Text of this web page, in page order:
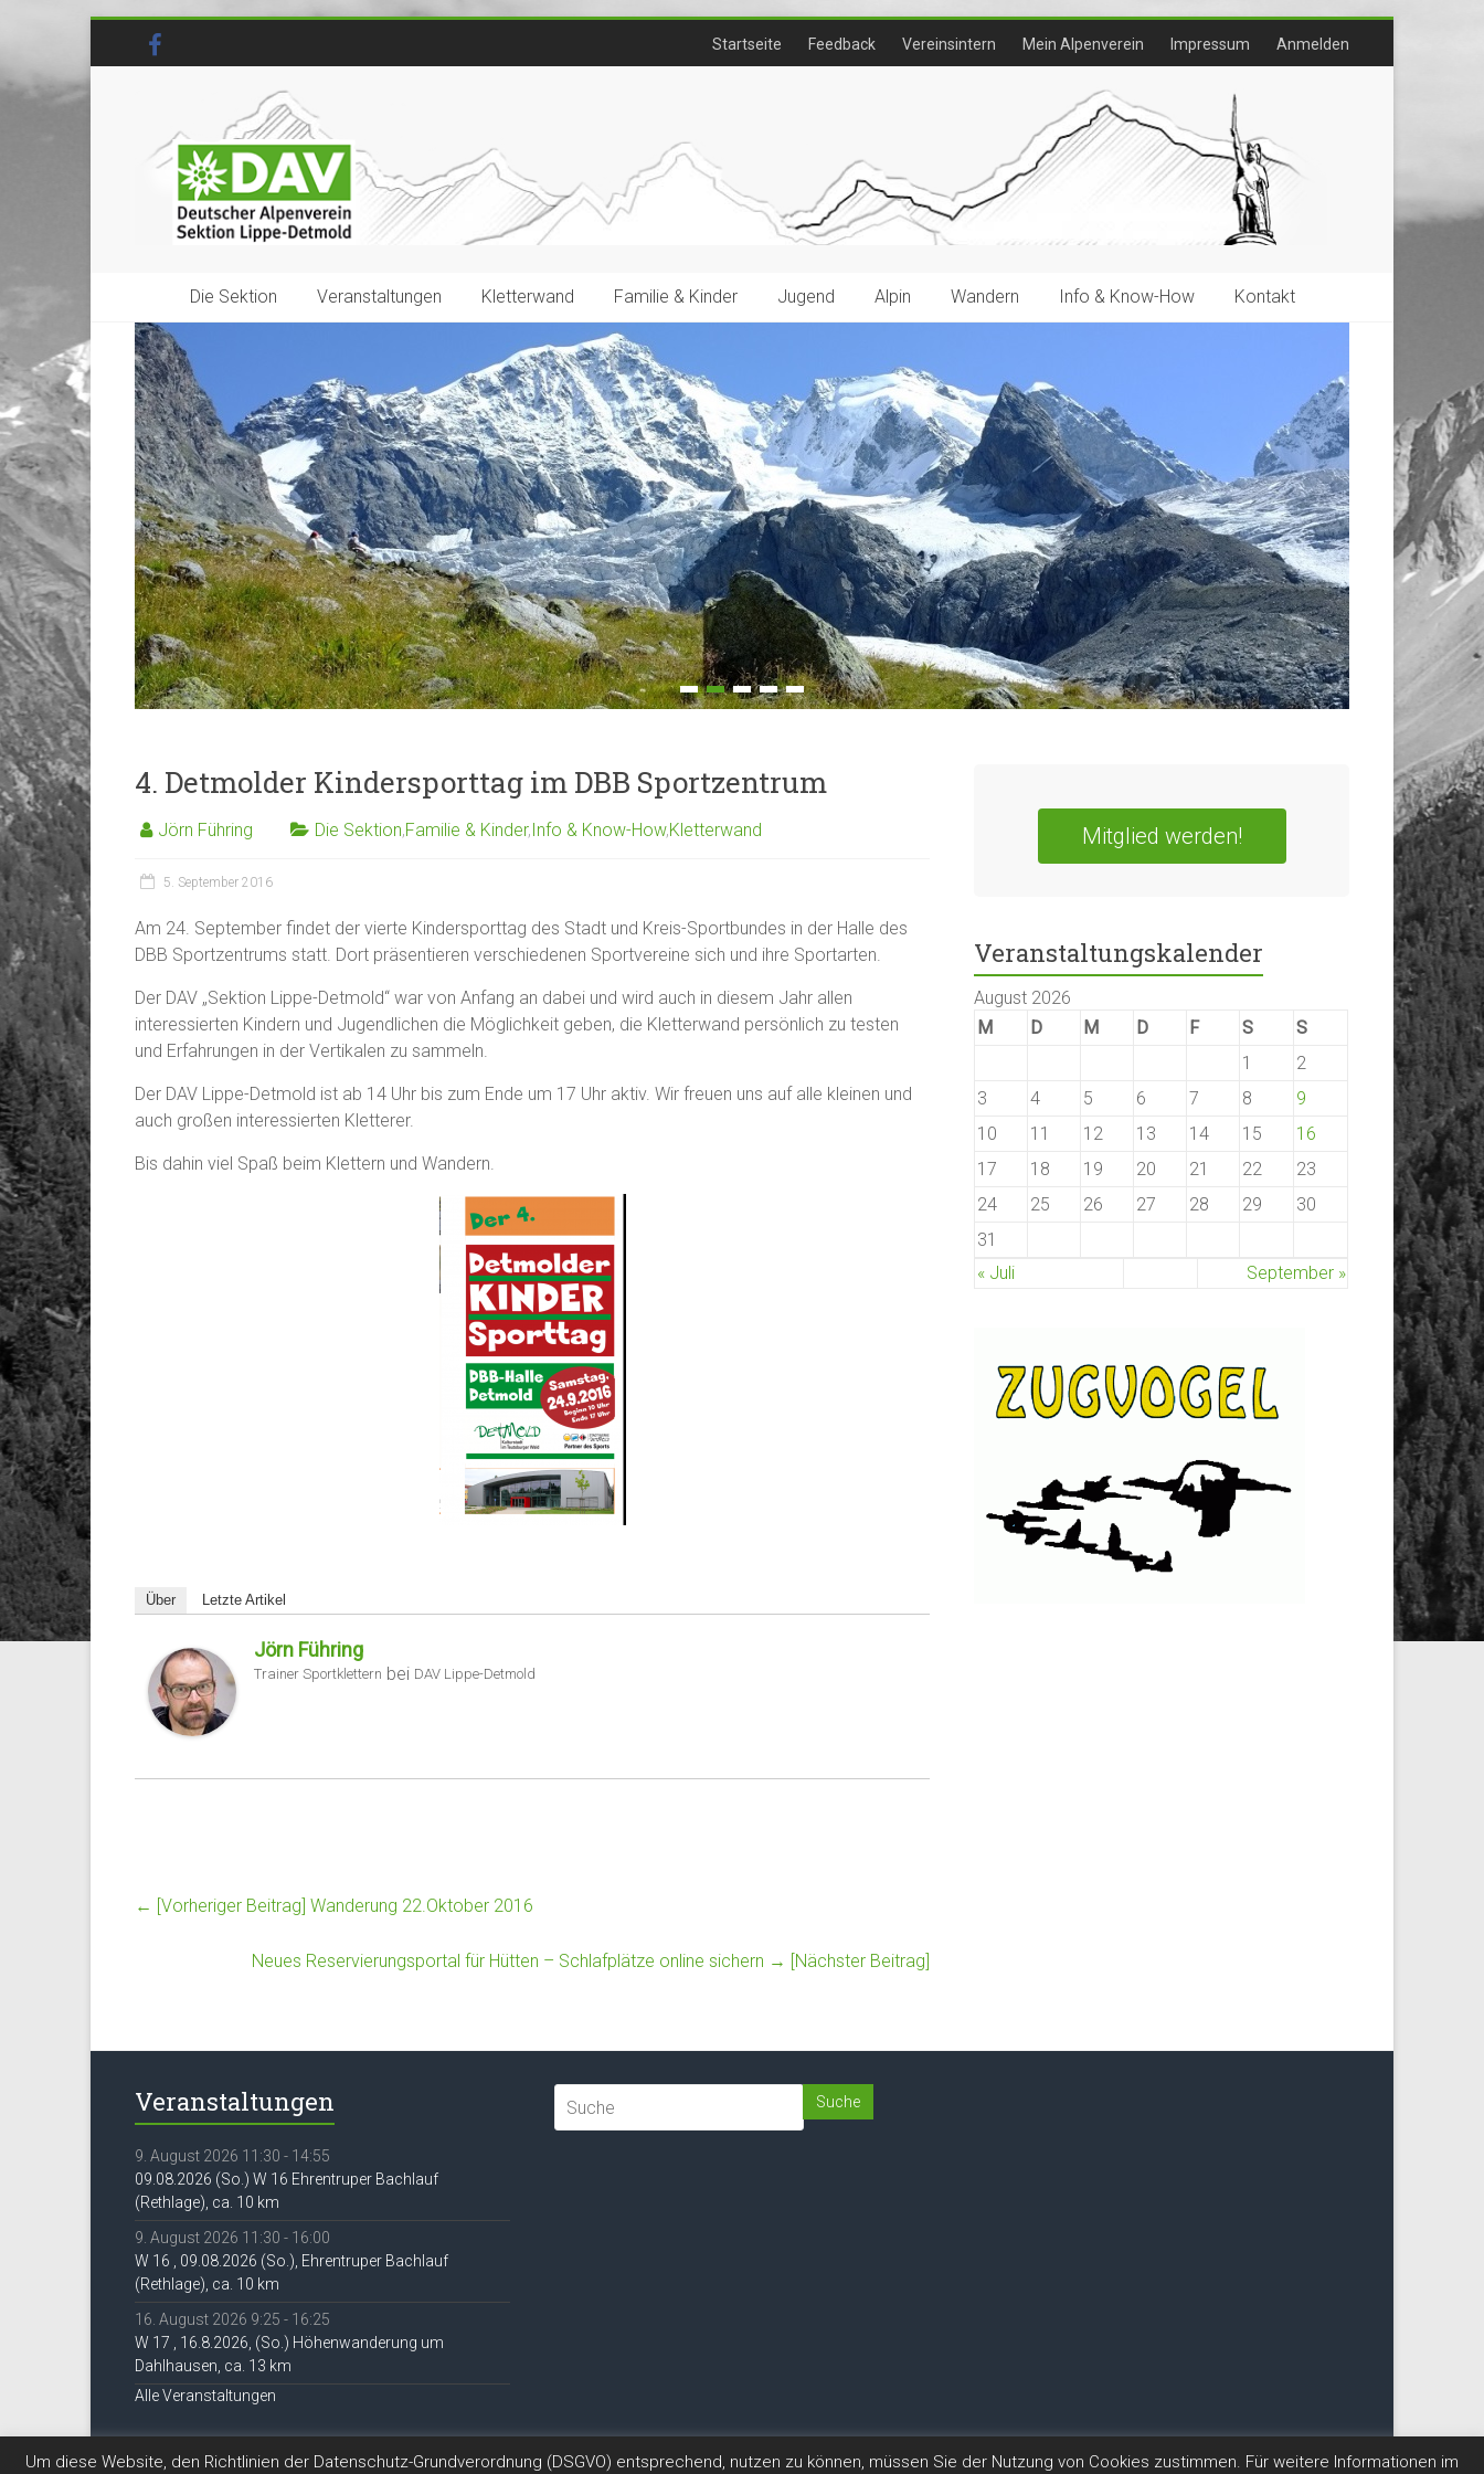
Startseite Feedback Vereinsintern Mein Alpenverein Impressum Anmelden
Die Sektion Veranstaltungen Kletterwand Familie & Kinder Jugend Alpin Wandern Info & Know-How Kontakt
4. Detmolder Kindersporttag im DBB Sportzentrum
Jörn Führing Die Sektion,Familie & Kinder, Info & Know-How,Kletterwand
5. September 2016
Am 24. September findet der vierte Kindersporttag des Stadt und Kreis-Sportbundes in der Halle des
DBB Sportzentrums statt. Dort präsentieren verschiedenen Sportvereine sich und ihre Sportarten.
Der DAV „Sektion Lippe-Detmold“ war von Anfang an dabei und wird auch in diesem Jahr allen
interessierten Kindern und Jugendlichen die Möglichkeit geben, die Kletterwand persönlich zu testen
und Erfahrungen in der Vertikalen zu sammeln.
Der DAV Lippe-Detmold ist ab 14 Uhr bis zum Ende um 17 Uhr aktiv. Wir freuen uns auf alle kleinen und
auch großen interessierten Kletterer.
Bis dahin viel Spaß beim Klettern und Wandern.
Über Letzte Artikel
Jörn Führing
Trainer Sportklettern bei DAV Lippe-Detmold
← [Vorheriger Beitrag] Wanderung 22.Oktober 2016
Neues Reservierungsportal für Hütten – Schlafplätze online sichern → [Nächster Beitrag]
Mitglied werden!
Veranstaltungskalender
August 2026
M
D M D F S
S
1
2
3
4 5 6 7 8
9
10
11 12 13 14 15
16
17
18 19 20 21 22
23
24
25 26 27 28 29
30
31
« Juli
September »
Veranstaltungen
9. August 2026 11:30 - 14:55
09.08.2026 (So.) W 16 Ehrentruper Bachlauf
(Rethlage), ca. 10 km
9. August 2026 11:30 - 16:00
W 16 , 09.08.2026 (So.), Ehrentruper Bachlauf
(Rethlage), ca. 10 km
16. August 2026 9:25 - 16:25
W 17 , 16.8.2026, (So.) Höhenwanderung um
Dahlhausen, ca. 13 km
Alle Veranstaltungen
Um diese Website, den Richtlinien der Datenschutz-Grundverordnung (DSGVO) entsprechend, nutzen zu können, müssen Sie der Nutzung von Cookies zustimmen. Für weitere Informationen im